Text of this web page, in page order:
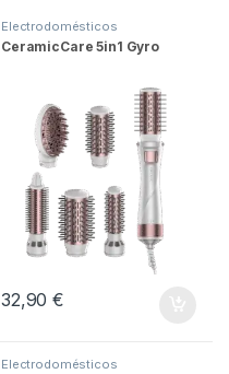
Electrodomésticos
CeramicCare 5in1 Gyro
32,90€
Electrodomésticos